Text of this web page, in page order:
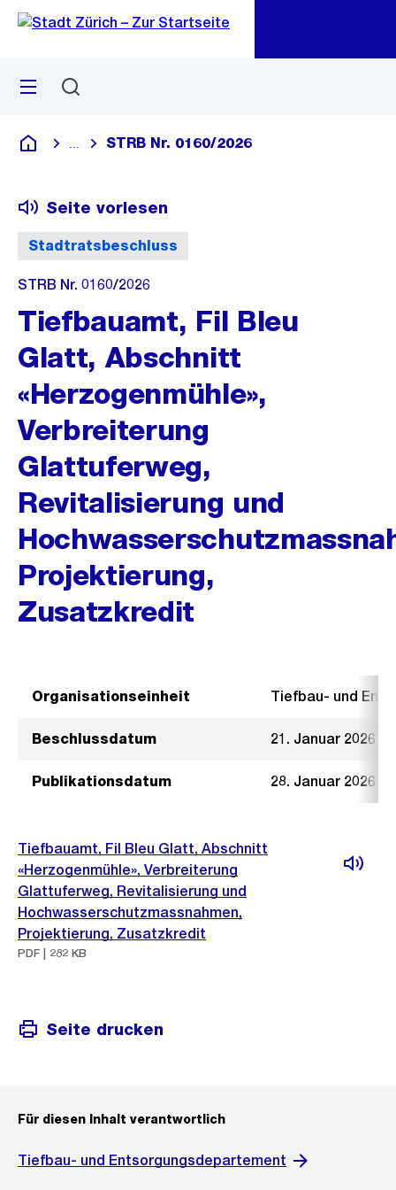
Navigation
Sprunglink
Menü
Deutsch
Blende alle Breadcrumbs ein
STRB Nr. 0160/2026
Stadtratsbeschluss
Seite vorlesen
STRB Nr. 0160/2026
Tiefbauamt, Fil Bleu
Glatt, Abschnitt
«Herzogenmühle»,
Verbreiterung
Glattuferweg,
Revitalisierung und
Projektierung,
Zusatzkredit
Organisationseinheit Tiefbau- und
Beschlussdatum 21. Januar 2026
Publikationsdatum 28. Januar 2026
Tiefbauamt, Fil Bleu Glatt, Abschnitt
«Herzogenmühle», Verbreiterung
Glattuferweg, Revitalisierung und
Hochwasserschutzmassnahmen,
Projektierung, Zusatzkredit
PDF | 282 KB
Seite drucken
Für diesen Inhalt verantwortlich
Tiefbau- und Entsorgungsdepartement